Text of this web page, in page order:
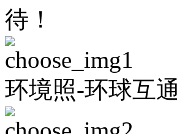
待！
环境照-环球互